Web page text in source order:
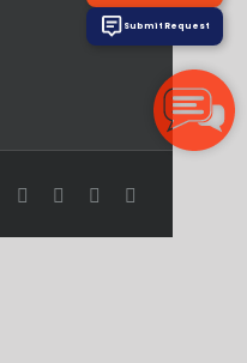
Facebook YouTubeInstagram
Submit Request